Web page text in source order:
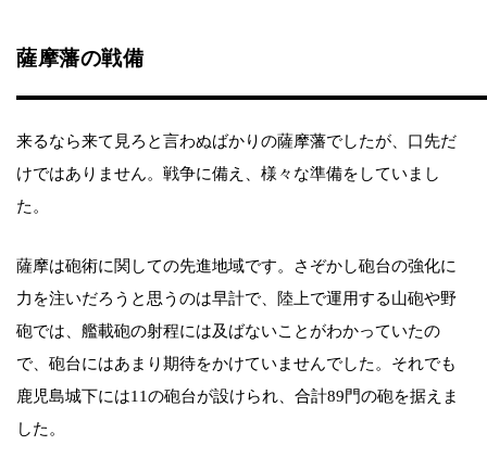
薩摩藩の戦備
来るなら来て見ろと言わぬばかりの薩摩藩でしたが、口先だ
けではありません。戦争に備え、様々な準備をしていまし
た。
薩摩は砲術に関しての先進地域です。さぞかし砲台の強化に
力を注いだろうと思うのは早計で、陸上で運用する山砲や野
砲では、艦載砲の射程には及ばないことがわかっていたの
で、砲台にはあまり期待をかけていませんでした。それでも
鹿児島城下には11の砲台が設けられ、合計89門の砲を据えま
した。